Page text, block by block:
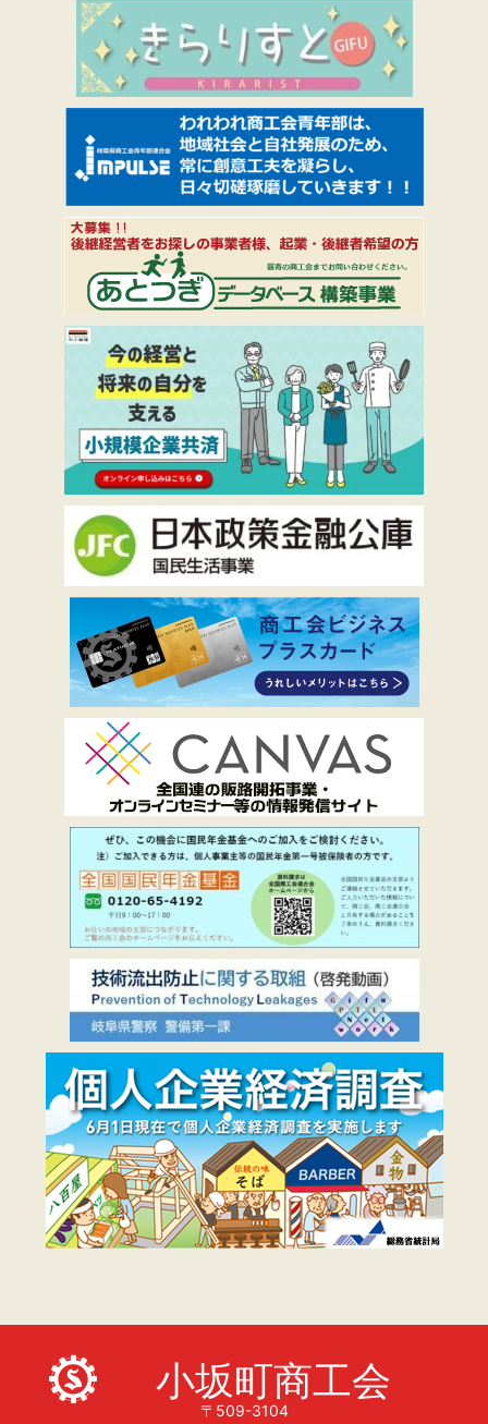
小坂町商工会
〒509-3104